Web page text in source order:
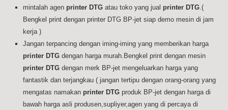
mintalah agen printer DTG atau toko yang jual printer DTG.(
Bengkel print dengan printer DTG BP-jet siap demo mesin di jam
kerja )
Jangan terpancing dengan iming-iming yang memberikan harga
printer DTG dengan harga murah.Bengkel print dengan mesin
printer DTG dengan merk BP-jet mengeluarkan harga yang
fantastik dan terjangkau ( jangan tertipu dengan orang-orang yang
mengatas namakan printer DTG produk BP-jet dengan harga di
bawah harga asli produsen,supliyer,agen yang di percaya di